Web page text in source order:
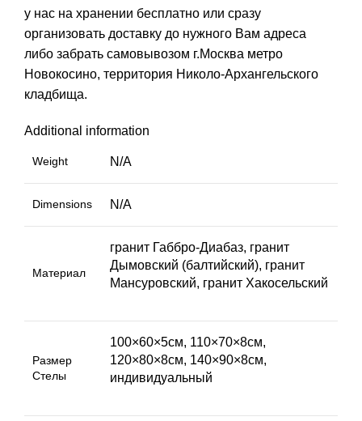
у нас на хранении бесплатно или сразу
организовать доставку до нужного Вам адреса
либо забрать самовывозом г.Москва метро
Новокосино, территория Николо-Архангельского
кладбища.
Additional information
Weight N/A
Dimensions N/A
Материал
гранит Габбро-Диабаз, гранит
Дымовский (балтийский), гранит
Мансуровский, гранит Хакосельский
Размер
Стелы
100×60×5см, 110×70×8см,
120×80×8см, 140×90×8см,
индивидуальный